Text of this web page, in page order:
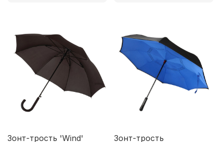
Зонт-трость 'Wind' Зонт-трость